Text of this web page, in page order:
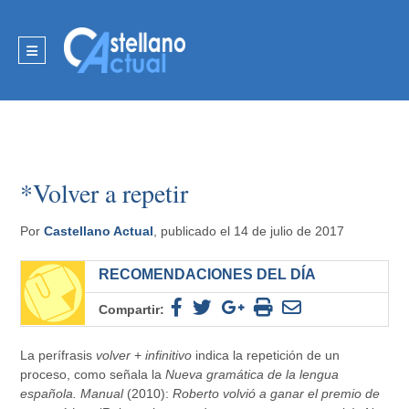
*Volver a repetir
PorCastellano Actual , publicado el 14 de julio de 2017
RECOMENDACIONES DEL DÍA
Compartir:
La perífrasisvolver+infinitivo indica la repetición de un
proceso, como señala laNueva gramática de la lengua
española.Manual(2010):Roberto volvió a ganar el premio de